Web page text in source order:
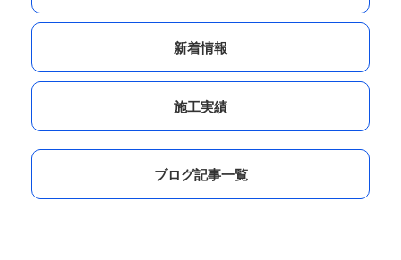
新着情報
施工実績
ブログ記事一覧